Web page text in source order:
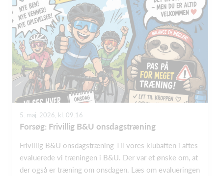
5. maj. 2026, kl. 09.16
Forsøg: Frivillig B&U onsdagstræning
Frivillig B&U onsdagstræning Til vores klubaften i aftes
evaluerede vi træningen i B&U. Der var et ønske om, at
der også er træning om onsdagen. Læs om evalueringen